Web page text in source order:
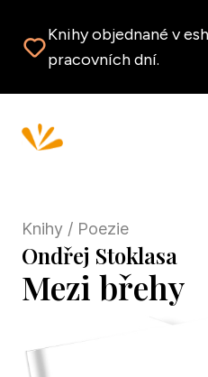
Knihy objednané v
pracovních dní.
Knihy / Poezie
Ondřej Stoklasa
Mezi břehy